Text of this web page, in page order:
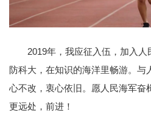
2019年，我应征入伍，加入
防科大，在知识的海洋里畅游。与
心不改，衷心依旧。愿人民海军奋
更远处，前进！